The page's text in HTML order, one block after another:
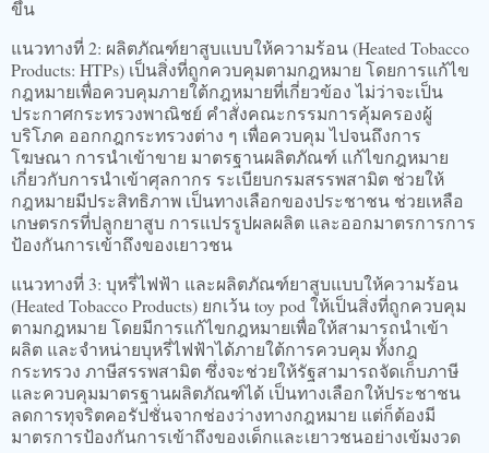
ขึ้น
แนวทางที่ 2: ผลิตภัณฑ์ยาสูบแบบให้ความร้อน (Heated Tobacco
Products: HTPs) เป็นสิ่งที่ถูกควบคุมตามกฎหมาย โดยการแก้ไข
กฎหมายเพื่อควบคุมภายใต้กฎหมายที่เกี่ยวข้อง ไม่ว่าจะเป็น
ประกาศกระทรวงพาณิชย์ คำสั่งคณะกรรมการคุ้มครองผู้
บริโภค ออกกฎกระทรวงต่าง ๆ เพื่อควบคุม ไปจนถึงการ
โฆษณา การนำเข้าขาย มาตรฐานผลิตภัณฑ์ แก้ไขกฎหมาย
เกี่ยวกับการนำเข้าศุลกากร ระเบียบกรมสรรพสามิต ช่วยให้
กฎหมายมีประสิทธิภาพ เป็นทางเลือกของประชาชน ช่วยเหลือ
เกษตรกรที่ปลูกยาสูบ การแปรรูปผลผลิต และออกมาตรการการ
ป้องกันการเข้าถึงของเยาวชน
แนวทางที่ 3: บุหรี่ไฟฟ้า และผลิตภัณฑ์ยาสูบแบบให้ความร้อน
(Heated Tobacco Products) ยกเว้น toy pod ให้เป็นสิ่งที่ถูกควบคุม
ตามกฎหมาย โดยมีการแก้ไขกฎหมายเพื่อให้สามารถนำเข้า
ผลิต และจำหน่ายบุหรี่ไฟฟ้าได้ภายใต้การควบคุม ทั้งกฎ
กระทรวง ภาษีสรรพสามิต ซึ่งจะช่วยให้รัฐสามารถจัดเก็บภาษี
และควบคุมมาตรฐานผลิตภัณฑ์ได้ เป็นทางเลือกให้ประชาชน
ลดการทุจริตคอรัปชั่นจากช่องว่างทางกฎหมาย แต่ก็ต้องมี
มาตรการป้องกันการเข้าถึงของเด็กและเยาวชนอย่างเข้มงวด